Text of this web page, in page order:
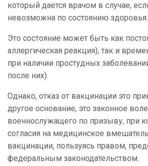
который дается врачом в случае,
невозможна по состоянию здоровья.
Это состояние может быть как
аллергическая реакция), так и
при наличии простудных
после них).
Однако, отказ от вакцинации это
другое основание, это законное
военнослужащего по призыву, при
согласия на медицинское
вакцинации, пользуясь правом,
федеральным законодательством.